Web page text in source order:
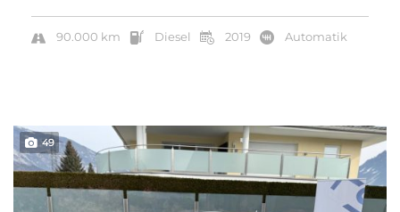
90.000 km Diesel 2019 Automatik
49